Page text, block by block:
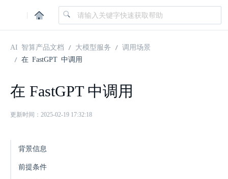
|
AI 智算产品文档 大模型服务
调用场景
在 FastGPT 中调用
在 FastGPT 中调用
更新时间：2025-02-19 17:32:18
背景信息
前提条件